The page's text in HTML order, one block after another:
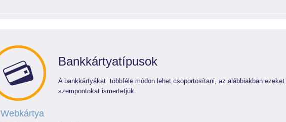
Bankkártyatípusok
A bankkártyákat többféle módon lehet csoportosítani, az alábbiakban ezeket
szempontokat ismertetjük.
Webkártya